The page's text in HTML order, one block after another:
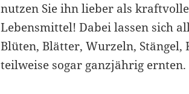
nutzen Sie ihn lieber als
Lebensmittel! Dabei lassen sich
Blüten, Blätter, Wurzeln, Stängel,
teilweise sogar ganzjährig ernten.